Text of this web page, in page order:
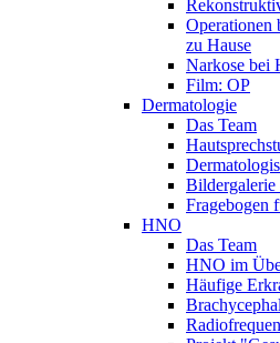
Operationen
zu Hause
Narkose bei
Film: OP
Dermatologie
Das Team
Bildergalerie
Fragebogen
HNO
Das Team
HNO im
Häufige